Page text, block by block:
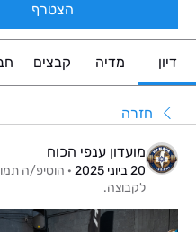
הצטרף
דיון מדיה קבצים
חזרה
מועדון ענפי הכוח
20 ביוני 2025 · הוסיפ/ה
לקבוצה.